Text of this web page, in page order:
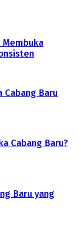
Membuka
Cabang Baru
Cabang Baru?
Baru yang